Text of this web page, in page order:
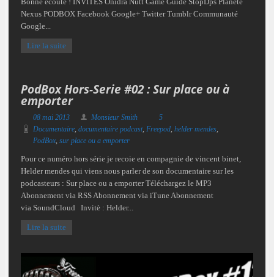
Nexus PODBOX Facebook Google+ Twitter Tumblr Communauté
Google...
Lire la suite
PodBox Hors-Serie #02 : Sur place ou à
emporter
08 mai 2013 Monsieur Smith
5
Documentaire, documentaire podcast, Freepod, helder mendes,
PodBox, sur place ou a emporter
Pour ce numéro hors série je recoie en compagnie de vincent binet,
Helder mendes qui viens nous parler de son documentaire sur les
podcasteurs : Sur place ou a emporter Téléchargez le MP3
Abonnement via RSS Abonnement via iTune Abonnement
via SoundCloud Invitè : Helder...
Lire la suite